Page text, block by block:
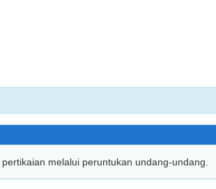
pertikaian melalui peruntukan undang-undang.